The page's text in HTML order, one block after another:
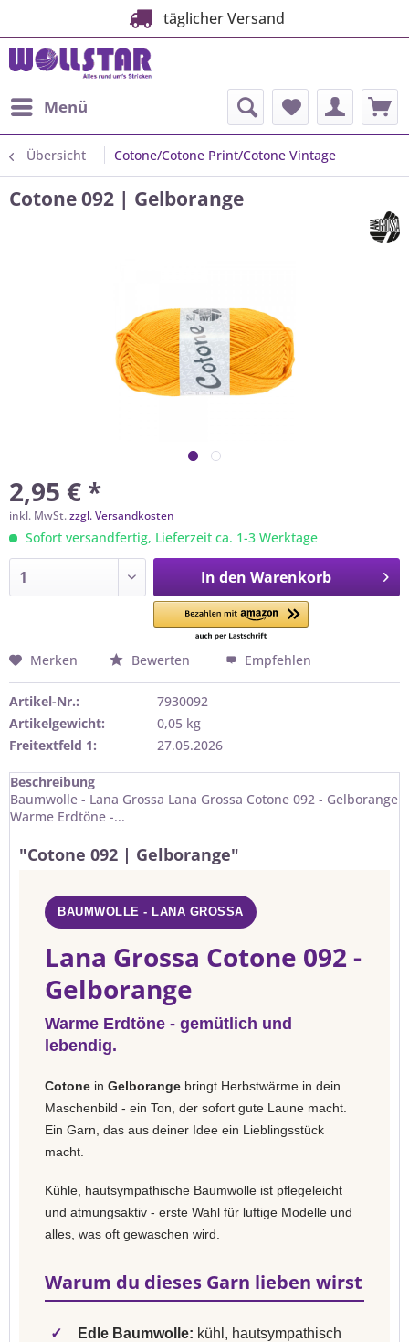
täglicher Versand
Menü
Übersicht Cotone/Cotone Print/Cotone Vintage
Cotone 092 | Gelborange
2,95 € *
inkl. MwSt.zzgl. Versandkosten
Sofort versandfertig, Lieferzeit ca. 1-3 Werktage
In den Warenkorb
Merken Bewerten Empfehlen
Artikel-Nr.:
7930092
Artikelgewicht:
0,05 kg
Freitextfeld 1:
27.05.2026
Beschreibung
Baumwolle - Lana Grossa Lana Grossa Cotone 092 - Gelborange
Warme Erdtöne -...
"Cotone 092 | Gelborange"
BAUMWOLLE - LANA GROSSA
Lana Grossa Cotone 092 -
Gelborange
Warme Erdtöne - gemütlich und
lebendig.
Cotone in Gelborange bringt Herbstwärme in dein
Maschenbild - ein Ton, der sofort gute Laune macht.
Ein Garn, das aus deiner Idee ein Lieblingsstück
macht.
Kühle, hautsympathische Baumwolle ist pflegeleicht
und atmungsaktiv - erste Wahl für luftige Modelle und
alles, was oft gewaschen wird.
Warum du dieses Garn lieben wirst
✓ Edle Baumwolle: kühl, hautsympathisch